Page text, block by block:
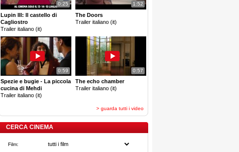
0:25
Lupin III: Il castello di
Cagliostro
Trailer italiano (it)
1:52
The Doors
Trailer italiano (it)
0:59
Spezie e bugie - La piccola
cucina di Mehdi
Trailer italiano (it)
0:57
The echo chamber
Trailer italiano (it)
> guarda tutti i video
CERCA CINEMA
Film: